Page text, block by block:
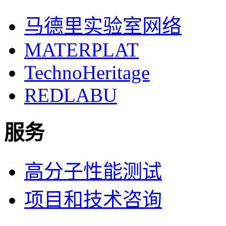
马德里实验室网络
MATERPLAT
TechnoHeritage
REDLABU
服务
高分子性能测试
项目和技术咨询